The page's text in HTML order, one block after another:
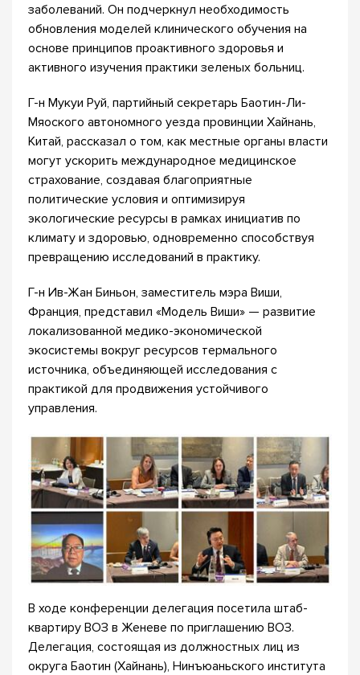
заболеваний. Он подчеркнул необходимость
обновления моделей клинического обучения на
основе принципов проактивного здоровья и
активного изучения практики зеленых больниц.
Г-н Мукуи Руй, партийный секретарь Баотин-Ли-
Мяоского автономного уезда провинции Хайнань,
Китай, рассказал о том, как местные органы власти
могут ускорить международное медицинское
страхование, создавая благоприятные
политические условия и оптимизируя
экологические ресурсы в рамках инициатив по
климату и здоровью, одновременно способствуя
превращению исследований в практику.
Г-н Ив-Жан Биньон, заместитель мэра Виши,
Франция, представил «Модель Виши» — развитие
локализованной медико-экономической
экосистемы вокруг ресурсов термального
источника, объединяющей исследования с
практикой для продвижения устойчивого
управления.
В ходе конференции делегация посетила штаб-
квартиру ВОЗ в Женеве по приглашению ВОЗ.
Делегация, состоящая из должностных лиц из
округа Баотин (Хайнань), Нинъюаньского института